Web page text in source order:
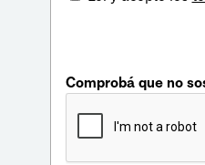
Comprobá que no